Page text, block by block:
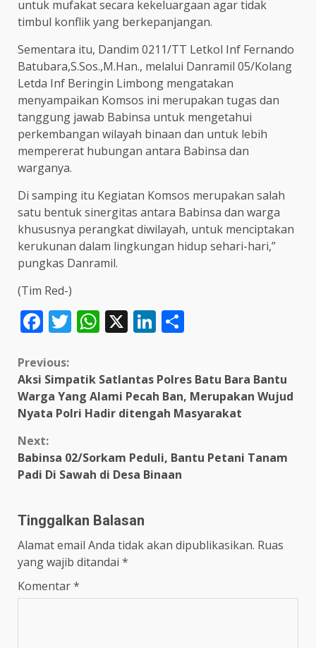
untuk mufakat secara kekeluargaan agar tidak
timbul konflik yang berkepanjangan.
Sementara itu, Dandim 0211/TT Letkol Inf Fernando
Batubara,S.Sos.,M.Han., melalui Danramil 05/Kolang
Letda Inf Beringin Limbong mengatakan
menyampaikan Komsos ini merupakan tugas dan
tanggung jawab Babinsa untuk mengetahui
perkembangan wilayah binaan dan untuk lebih
mempererat hubungan antara Babinsa dan
warganya.
Di samping itu Kegiatan Komsos merupakan salah
satu bentuk sinergitas antara Babinsa dan warga
khususnya perangkat diwilayah, untuk menciptakan
kerukunan dalam lingkungan hidup sehari-hari,”
pungkas Danramil.
(Tim Red-)
Facebook
Twitter
WhatsApp
X LinkedIn
Continue
Reading
Previous:
Aksi Simpatik Satlantas Polres Batu Bara Bantu
Warga Yang Alami Pecah Ban, Merupakan Wujud
Nyata Polri Hadir ditengah Masyarakat
Next:
Babinsa 02/Sorkam Peduli, Bantu Petani Tanam
Padi Di Sawah di Desa Binaan
Tinggalkan Balasan
Alamat email Anda tidak akan dipublikasikan. Ruas
yang wajib ditandai *
Komentar*